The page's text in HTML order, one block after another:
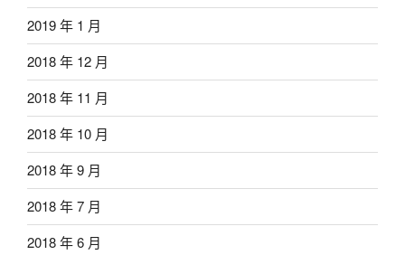
2019 年 1 月
2018 年 12 月
2018 年 11 月
2018 年 10 月
2018 年 9 月
2018 年 7 月
2018 年 6 月